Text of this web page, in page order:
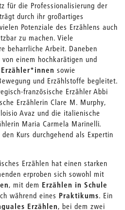
für die Professionalisierung der
durch ihr großartiges
Potenziale des Erzählens auch
zu machen. Viele
beharrliche Arbeit. Daneben
einem hochkarätigen und
sowie
und Erzählstoffe begleitet.
französische Erzähler Abbi
Erzählerin Clare M. Murphy,
Avaz und die italienische
Maria Carmela Marinelli.
Kurs durchgehend als Expertin
Erzählen hat einen starken
erproben sich sowohl mit
, mit dem Erzählen in Schule
während eines Praktikums. Ein
Erzählen, bei dem zwei